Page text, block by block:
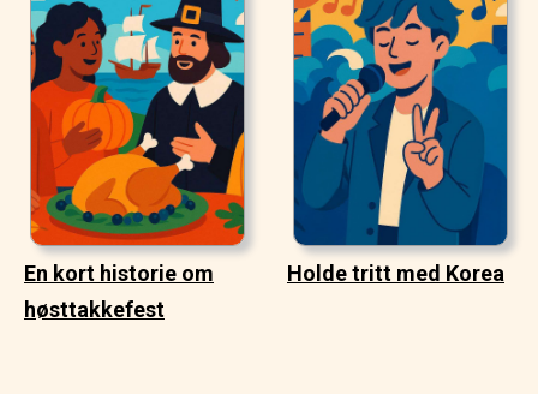
En kort historie om
høsttakkefest
Holde tritt med Korea